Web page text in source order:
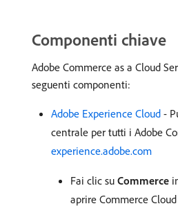
Componenti chiave
Adobe Commerce as a Cloud
seguenti componenti:
Adobe Experience Cloud -
centrale per tutti i Adobe
experience.adobe.com
Fai clic su Commerce
aprire Commerce